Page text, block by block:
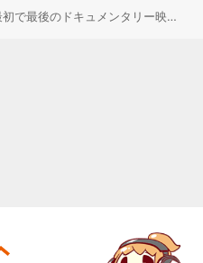
Aqours、最初で最後のドキュメンタリー映画『Aqours Documentary』9月26日(金)より公開決定！ポスタービジュアル・特報 解禁！